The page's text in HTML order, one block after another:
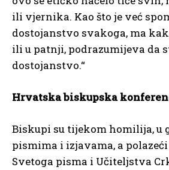
ili vjernika. Kao što je već
dostojanstvo svakoga, ma
ili u patnji, podrazumijeva da
dostojanstvo.“
Hrvatska biskupska
Biskupi su tijekom homilija, u
pismima i izjavama, a
Svetoga pisma i Učiteljstva